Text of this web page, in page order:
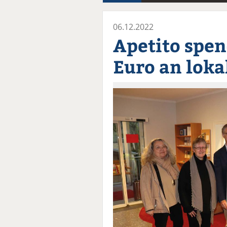
06.12.2022
Apetito
Euro an